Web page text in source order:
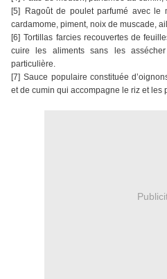
[5] Ragoût de poulet parfumé avec le
cardamome, piment, noix de muscade,
[6] Tortillas farcies recouvertes de
cuire les aliments sans les
particulière.
[7] Sauce populaire constituée
et de cumin qui accompagne le riz et les